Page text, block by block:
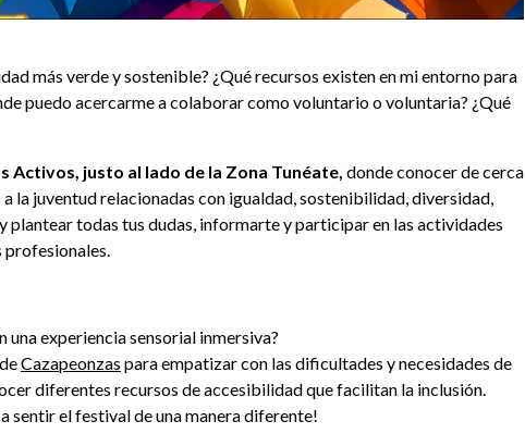
más verde y sostenible? ¿Qué recursos existen en mi entorno para
puedo acercarme a colaborar como voluntario o voluntaria? ¿Qué
Activos, justo al lado de la Zona Tunéate, donde conocer de cerca
la juventud relacionadas con igualdad, sostenibilidad, diversidad,
todas tus dudas, informarte y participar en las actividades
profesionales.
una experiencia sensorial inmersiva?
Cazapeonzas para empatizar con las dificultades y necesidades de
diferentes recursos de accesibilidad que facilitan la inclusión.
sentir el festival de una manera diferente!